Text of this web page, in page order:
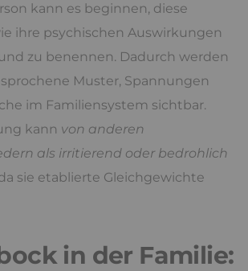
kann es beginnen, diese
ihre psychischen Auswirkungen
zu benennen. Dadurch werden
Muster, Spannungen
im Familiensystem sichtbar.
kann von anderen
als irritierend oder bedrohlich
sie etablierte Gleichgewichte
in der Familie: